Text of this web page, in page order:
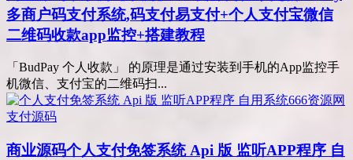
多商户码支付系统,码支付易支付+个人支付宝微信
二维码收款app监控+搭建教程
「BudPay 个人收款」 的原理是通过安装到手机的App监控手
机微信、支付宝的二维码扫...
支付源码
商业源码个人支付免签系统 Api 版 监听APP程序 自